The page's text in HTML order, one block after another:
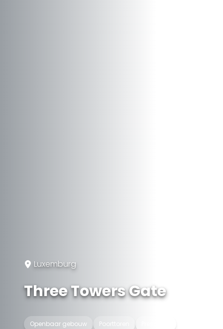
Luxemburg
Three Towers Gate
Openbaar gebouw Poorttoren